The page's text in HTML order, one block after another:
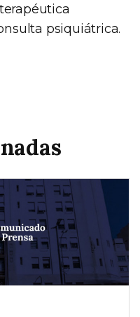
psiquiátrica.